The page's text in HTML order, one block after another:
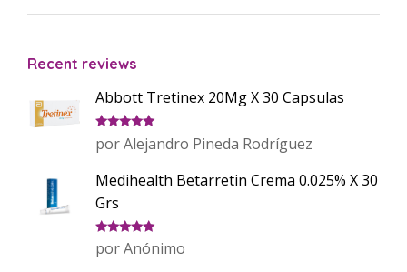
Recent reviews
Abbott Tretinex 20Mg X 30 Capsulas
Valorado
con
de 5
por Alejandro Pineda Rodríguez
Medihealth Betarretin Crema 0.025% X 30
Grs
Valorado
con
de 5
por Anónimo